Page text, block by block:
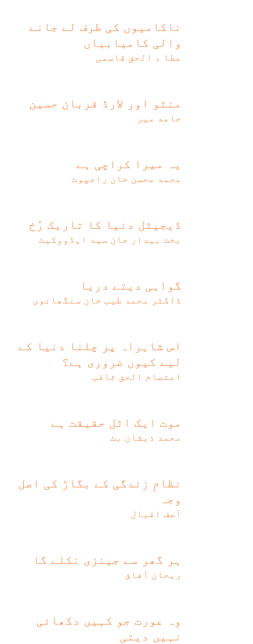
ناکامیوں کی طرف لے جانے
والی کامیابیاں
عطا ء الحق قاسمی
منٹو اور لارڈ قربان حسین
حامد میر
یہ میرا کراچی ہے
محمد محسن خان راجپوت
ڈیجیٹل دنیا کا تاریک رُخ
بخت بیدار جان سید ایڈووکیٹ
گواہی دیتے دریا
ڈاکٹر محمد طیب خان سنگھانوی
اس شاہراہ پر چلنا دنیا کے
لیے کیوں ضروری ہے؟
اعتصام الحق ثاقب
موت ایک اٹل حقیقت ہے
محمد ذیشان بٹ
نظامِ زندگی کے بگاڑ کی اصل
وجہ
آصف اقبال
ہر گھر سے جینزی نکلے گا
ریحان آفاق
وہ عورت جو کہیں دکھائی
نہیں دیتی